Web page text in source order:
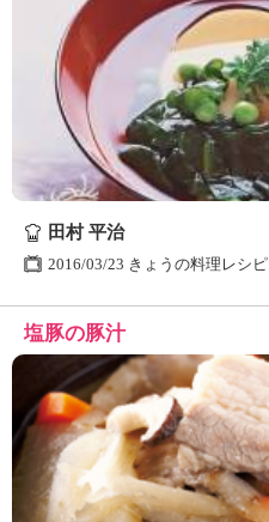
田村 平治
2016/03/23 きょうの料理レシピ
塩豚の豚汁